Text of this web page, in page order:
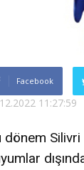
Facebook
11:27:59
dönem Silivri